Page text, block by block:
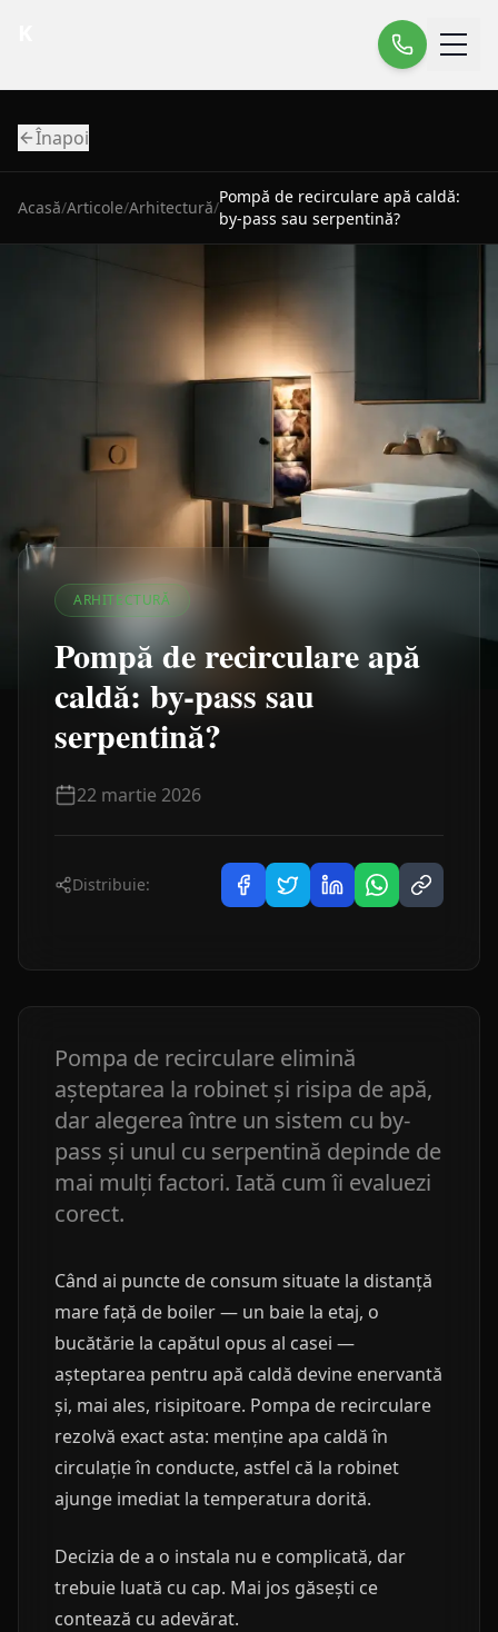
Înapoi
Acasă/Articole/Arhitectură/
Pompă de recirculare apă caldă:
by-pass sau serpentină?
ARHITECTURĂ
Pompă de recirculare apă
caldă: by-pass sau
serpentină?
22 martie 2026
Distribuie:
Pompa de recirculare elimină
așteptarea la robinet și risipa de apă,
dar alegerea între un sistem cu by-
pass și unul cu serpentină depinde de
mai mulți factori. Iată cum îi evaluezi
corect.
Când ai puncte de consum situate la distanță
mare față de boiler — un baie la etaj, o
bucătărie la capătul opus al casei —
așteptarea pentru apă caldă devine enervantă
și, mai ales, risipitoare. Pompa de recirculare
rezolvă exact asta: menține apa caldă în
circulație în conducte, astfel că la robinet
ajunge imediat la temperatura dorită.
Decizia de a o instala nu e complicată, dar
trebuie luată cu cap. Mai jos găsești ce
contează cu adevărat.